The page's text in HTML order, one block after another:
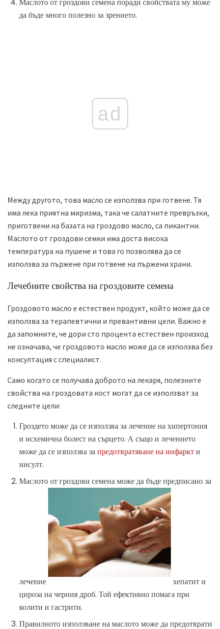
Маслото от гроздови семена поради свойствата му може
да бъде много полезно за зрението.
ad
Между другото, това масло се използва при готвене. Тя
има лека приятна миризма, така че салатните превръзки,
приготвени на базата на гроздово масло, са пикантни.
Маслото от гроздови семки има доста висока
температура на пушене и това го позволява да се
използва за пържене при готвене на пържени храни.
Лечебните свойства на гроздовите семена
Гроздовото масло е естествен продукт, който може да се
използва за терапевтични и превантивни цели. Важно е
да запомните, че дори сто процента естествен произход
не означава, че гроздовото масло може да се използва без
консултация с специалист.
Само когато се получава доброто на лекаря, полезните
свойства на гроздовата кост могат да се използват за
следните цели:
Гроздето може да се използва за лечение на хипертония
и исхемична болест на сърцето. А също и лечението
може да се използва запредотвратяване на инфаркти
инсулт.
Маслото от гроздови семена може да бъде предписано за
лечение
хепатит и
цироза на черния дроб. Той ефективно помага при
колити и гастрити.
Правилното използване на маслото може да предотврати